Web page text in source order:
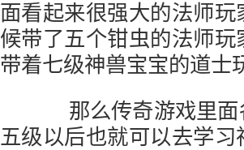
面看起来很强大的法师
候带了五个钳虫的法师
带着七级神兽宝宝的道士
那么传奇游戏里面
五级以后也就可以去学